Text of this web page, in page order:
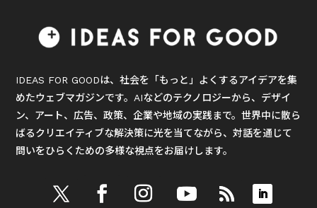
IDEAS FOR GOODは、社会を「もっと」よくするアイデアを集
めたウェブマガジンです。AIなどのテクノロジーから、デザイ
ン、アート、広告、政策、企業や地域の実践まで。世界中に散ら
ばるクリエイティブな解決策に光を当てながら、対話を通じて
問いをひらくための多様な視点をお届けします。